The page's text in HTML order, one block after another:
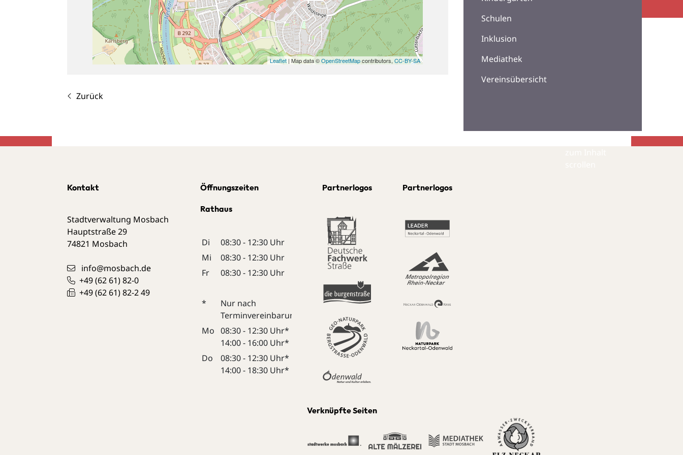
Leaflet | Map data ©OpenStreetMapcontributors, CC-BY-SA
Zurück
Schulen
Inklusion
Mediathek
Vereinsübersicht
Kontakt
Stadtverwaltung Mosbach
Hauptstraße 29
74821 Mosbach
info@mosbach.de
+49 (6261) 82-0
+49 (6261) 82-249
Öffnungszeiten
Rathaus
Di
08:30 - 12:30 Uhr
Mi
08:30 - 12:30 Uhr
Fr
08:30 - 12:30 Uhr
*
Nur nach
Terminvereinbarung:
Mo
08:30 - 12:30 Uhr*
14:00 - 16:00 Uhr*
Do
08:30 - 12:30 Uhr*
14:00 - 18:30 Uhr*
Partnerlogos Partnerlogos
Verknüpfte Seiten